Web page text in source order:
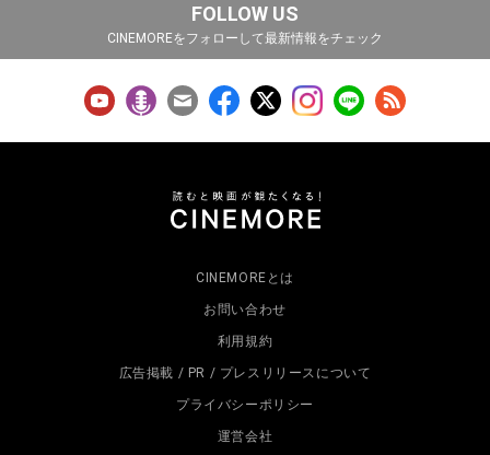
FOLLOW US
CINEMOREをフォローして最新情報をチェック
CINEMOREとは
お問い合わせ
利用規約
広告掲載 / PR / プレスリリースについて
プライバシーポリシー
運営会社